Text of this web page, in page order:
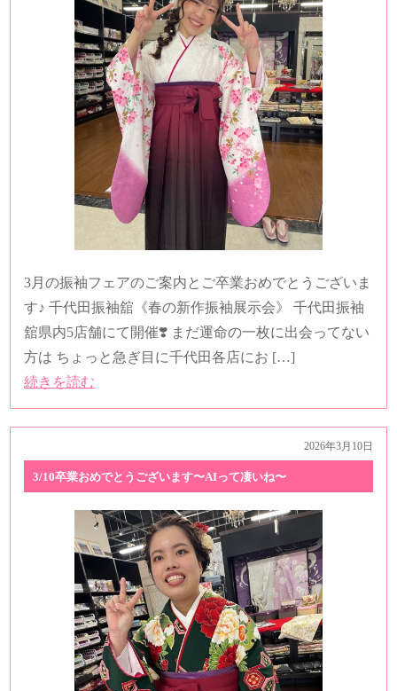
3月の振袖フェアのご案内とご卒業おめでとうございま
す♪ 千代田振袖舘《春の新作振袖展示会》 千代田振袖
舘県内5店舗にて開催❣️ まだ運命の一枚に出会ってない
方は ちょっと急ぎ目に千代田各店にお […]
続きを読む
2026年3月10日
3/10卒業おめでとうございます〜AIって凄いね〜